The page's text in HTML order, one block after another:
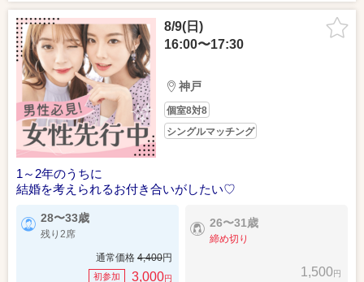
8/9(日)
16:00〜17:30
神戸
個室8対8
シングルマッチング
1～2年のうちに
結婚を考えられるお付き合いがしたい♡
28〜33歳
残り2席
通常価格 4,400円
初参加 3,000円
26〜31歳
締め切り
1,500円